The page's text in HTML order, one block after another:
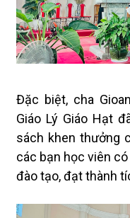
Đặc biệt, cha
Giáo Lý Giáo Hạt
sách khen thưởng
các bạn học viên
đào tạo, đạt thành